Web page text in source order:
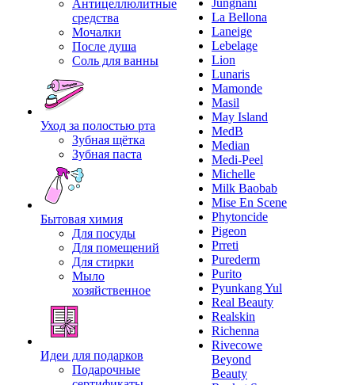
Антицеллюлитные
средства
Мочалки
После душа
Соль для ванны
Уход за полостью рта
Зубная щётка
Зубная паста
Бытовая химия
Для посуды
Для помещений
Для стирки
Мыло
хозяйственное
Идеи для подарков
Подарочные
Jungnani
La Bellona
Laneige
Lebelage
Lion
Lunaris
Mamonde
Masil
May Island
MedB
Median
Medi-Peel
Michelle
Milk Baobab
Mise En Scene
Phytoncide
Pigeon
Prreti
Purederm
Purito
Pyunkang Yul
Real Beauty
Realskin
Richenna
Rivecowe
Beyond
Beauty